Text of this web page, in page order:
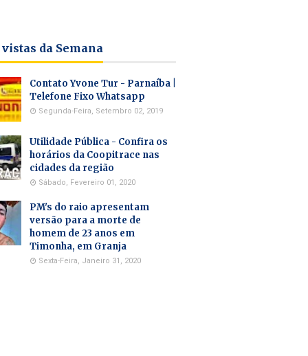
da Semana
Contato Yvone Tur - Parnaíba |
Telefone Fixo Whatsapp
Segunda-Feira, Setembro 02, 2019
Utilidade Pública - Confira os
horários da Coopitrace nas
cidades da região
Sábado, Fevereiro 01, 2020
PM's do raio apresentam
versão para a morte de
homem de 23 anos em
Timonha, em Granja
Sexta-Feira, Janeiro 31, 2020